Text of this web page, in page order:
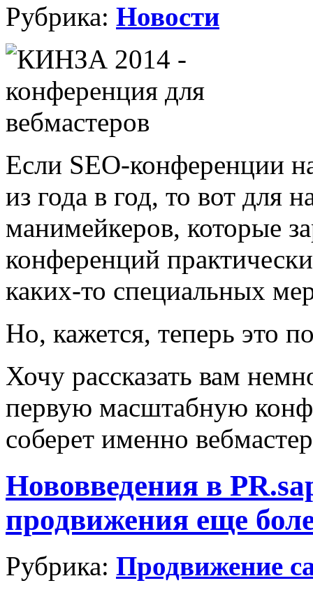
Рубрика: Новости
Если SEO-конференции
из года в год, то вот для
манимейкеров, которые
конференций
каких-то специальных
Но, кажется, теперь это
Хочу рассказать вам
первую масштабную
соберет именно
Нововведения в
продвижения еще
Рубрика: Продвижение